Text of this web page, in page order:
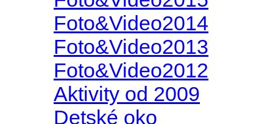
Foto&Video2014
Foto&Video2013
Foto&Video2012
Aktivity od 2009
Detské oko